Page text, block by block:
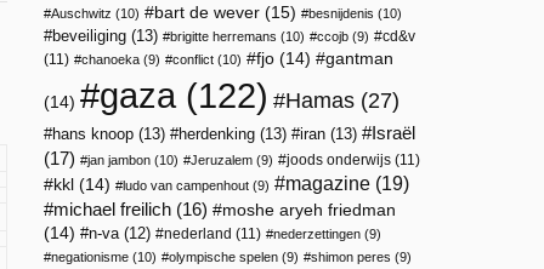
Auschwitz (10) bart de wever (15) besnijdenis (10)
beveiliging (13) brigitte herremans (10) ccojb (9)
cd&v
(11)
chanoeka (9) conflict (10) fjo (14) gantman
(14) gaza(122) Hamas (27)
hans knoop (13) herdenking (13) iran (13)
Israël
(17)
jan jambon (10) Jeruzalem (9) joods onderwijs (11)
kkl (14) ludo van campenhout (9) magazine (19)
michael freilich (16)
moshe aryeh friedman
(14)
n-va(12) nederland (11) nederzettingen (9)
negationisme (10) olympische spelen (9) shimon peres (9)